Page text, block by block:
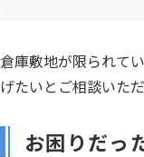
倉庫敷地が限られて
げたいとご相談いた
お困りだっ